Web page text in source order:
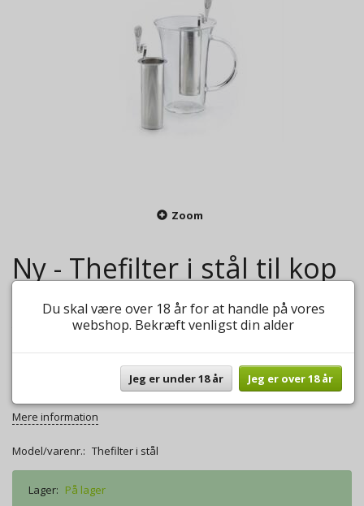
Zoom
Ny - Thefilter i stål til kop
og kande
0anmeldelser Skriv anmeldelse
129,00 DKK
Thefilter i rustfrit stål til høj kop, kande eller termokande.
Mere information
Model/varenr.: Thefilter i stål
Lager: På lager
Du skal være over 18 år for at handle på vores
webshop. Bekræft venligst din alder
Jeg er under 18 år Jeg er over 18 år